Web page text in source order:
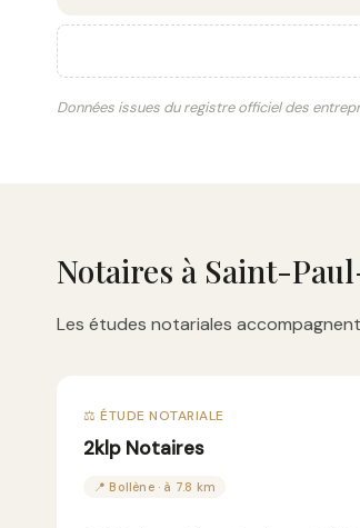
Données issues du registre officiel des
Notaires à Saint-
Les études notariales
⚖️ ÉTUDE NOTARIALE
2klp Notaires
📍 Bollène · à 7.8 km